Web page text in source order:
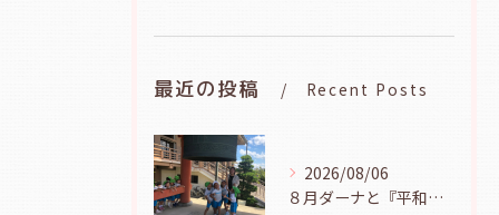
最近の投稿 Recent Posts
2026/08/06
８月ダーナと『平和の鐘を鳴らそう』（幼児組、８月６日）